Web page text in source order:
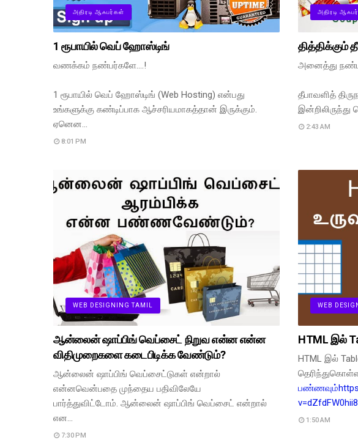
அதிரடி ஆஃபர்கள்
1 ரூபாயில் வெப் ஹோஸ்டிங்
வணக்கம் நண்பர்களே....!
1 ரூபாயில் வெப் ஹோஸ்டிங் (Web Hosting) என்பது
உங்களுக்கு கண்டிப்பாக ஆச்சரியமாகத்தான் இருக்கும்.
ஏனென…
8:01 PM
அதிரடி
தித்திக்கும்
அனைத்து
தீபாவளித்
2:43 AM
WEB DESIGNING TAMIL
ஆன்லைன் ஷாப்பிங் வெப்சைட் நிறுவ என்ன என்ன
விதிமுறைகளை கடைபிடிக்க வேண்டும்?
ஆன்லைன் ஷாப்பிங் வெப்சைட்டுகள் என்றால்
என்னவென்பதை முந்தைய பதிவிலேயே
பார்த்துவிட்டோம். ஆன்லைன் ஷாப்பிங் வெப்சைட் என்றால்
என…
7:30 PM
WEB
HTML இல்
HTML இல்
பண்ணவும்
v=dZfdFW0hii8
1:50 AM